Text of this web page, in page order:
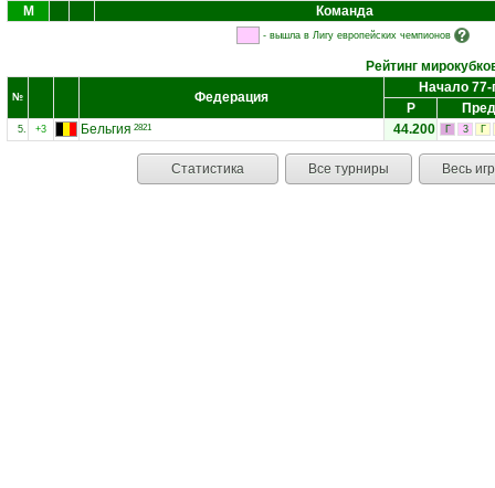
М
Команда
- вышла в Лигу европейских чемпионов
Рейтинг
№ Федерация
Начало 77-
Р
5. +3 Бельгия 2821 44.200 Г 3 Г
Статистика Все турниры Весь